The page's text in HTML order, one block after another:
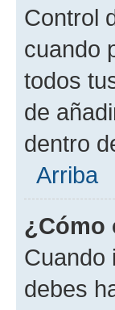
Control
cuando
todos
de
dentro
Arriba
¿Cómo
Cuando
debes